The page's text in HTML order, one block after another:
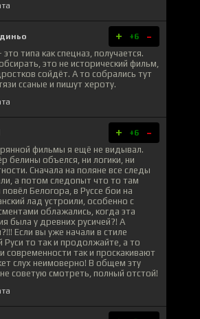
+ +6 -
это типа как спецназ, получается.
это не исторический фильм,
сойдёт. А то собрались тут
ссаные и пишут хероту.
+ +6 -
фильмы я ещё не видывал.
белины объелся, ни логики, ни
Сначала на поляне все следы
а потом следопыт что то там
Белогора, в Руссе бои на
лад устроили, особенно с
облажались, когда эта
была у древних русичей?! А
Если вы уже начали в стиле
Руси то так и продолжайте, а то
современности так и проскакивают
слух неимоверно! В общем эту
советую смотреть, полный отстой!